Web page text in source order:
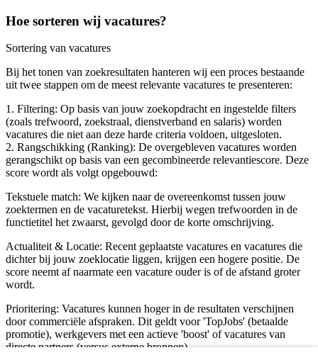
Hoe sorteren wij vacatures?
Sortering van vacatures
Bij het tonen van zoekresultaten hanteren wij een proces bestaande
uit twee stappen om de meest relevante vacatures te presenteren:
1. Filtering: Op basis van jouw zoekopdracht en ingestelde filters
(zoals trefwoord, zoekstraal, dienstverband en salaris) worden
vacatures die niet aan deze harde criteria voldoen, uitgesloten.
2. Rangschikking (Ranking): De overgebleven vacatures worden
gerangschikt op basis van een gecombineerde relevantiescore. Deze
score wordt als volgt opgebouwd:
Tekstuele match: We kijken naar de overeenkomst tussen jouw
zoektermen en de vacaturetekst. Hierbij wegen trefwoorden in de
functietitel het zwaarst, gevolgd door de korte omschrijving.
Actualiteit & Locatie: Recent geplaatste vacatures en vacatures die
dichter bij jouw zoeklocatie liggen, krijgen een hogere positie. De
score neemt af naarmate een vacature ouder is of de afstand groter
wordt.
Prioritering: Vacatures kunnen hoger in de resultaten verschijnen
door commerciële afspraken. Dit geldt voor 'TopJobs' (betaalde
promotie), werkgevers met een actieve 'boost' of vacatures van
directe partners (versus externe bronnen).